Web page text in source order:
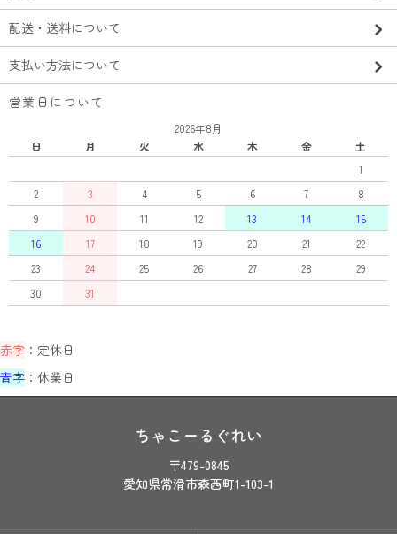
配送・送料について
支払い方法について
営業日について
2026年8月
日
月 火 水 木 金
土
1
2
3 4 5 6 7
8
9
10 11 12 13 14
15
16
17 18 19 20 21
22
23
24 25 26 27 28
29
30
31
赤字 ：定休日
青字 ：休業日
ちゃこーるぐれい
〒479-0845
愛知県常滑市森西町1-103-1